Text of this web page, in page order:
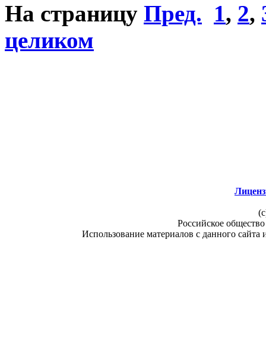
На страницу Пред. 1, 2,
целиком
Российское
Использование материалов с данного